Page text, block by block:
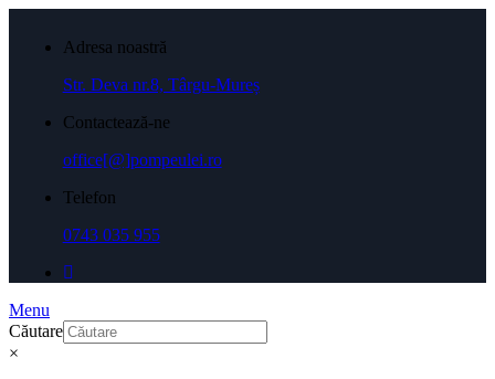
Adresa noastră
Str. Deva nr.8, Târgu-Mureș
Contactează-ne
office[@]pompeulei.ro
Telefon
0743 035 955
Menu
Căutare
×